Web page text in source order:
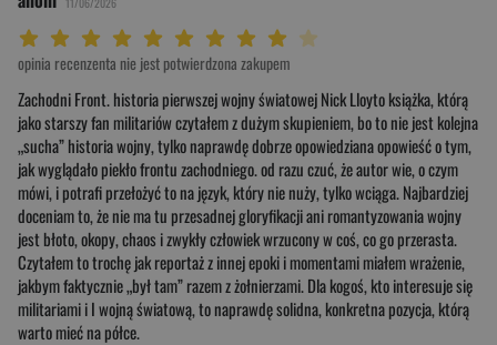
Twoja ocena: Arcydzieło 10/10"
Twoja ocena: Wybitna 9/10"
Twoja ocena: Rewelacyjna 8/10"
Twoja ocena: Bardzo dobra 7/10"
Twoja ocena: Dobra 6/10"
Twoja ocena: Przeciętna 5/10"
Twoja ocena: Może być 4/10"
Twoja ocena: Słaba 3/10"
Twoja ocena: Bardzo słaba 2/10"
Twoja ocena: Beznadziejna 1/10"
opinia recenzenta nie jest potwierdzona zakupem
Zachodni Front. historia pierwszej wojny światowej Nick Lloyto książka, którą
jako starszy fan militariów czytałem z dużym skupieniem, bo to nie jest kolejna
„sucha” historia wojny, tylko naprawdę dobrze opowiedziana opowieść o tym,
jak wyglądało piekło frontu zachodniego. od razu czuć, że autor wie, o czym
mówi, i potrafi przełożyć to na język, który nie nuży, tylko wciąga. Najbardziej
doceniam to, że nie ma tu przesadnej gloryfikacji ani romantyzowania wojny
jest błoto, okopy, chaos i zwykły człowiek wrzucony w coś, co go przerasta.
Czytałem to trochę jak reportaż z innej epoki i momentami miałem wrażenie,
jakbym faktycznie „był tam” razem z żołnierzami. Dla kogoś, kto interesuje się
militariami i I wojną światową, to naprawdę solidna, konkretna pozycja, którą
warto mieć na półce.